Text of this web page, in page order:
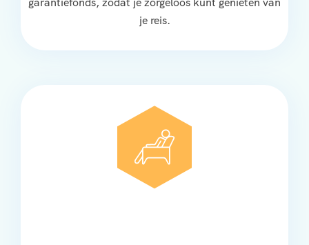
je reis.